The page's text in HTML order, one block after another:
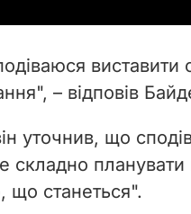
– відповів
уточнив, що
складно планувати
що станеться".